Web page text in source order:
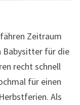
Zeitraum
Babysitter für die
recht schnell
für einen
Als